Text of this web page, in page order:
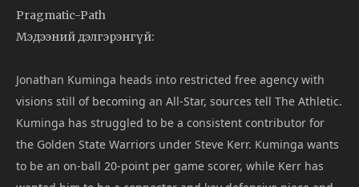
Pragmatic-Path
Мэдээний дэлгэрэнгүй:
Jonathan Kuminga heads into restricted free agency with
visions still of becoming an All-Star, sources tell The Athletic.
Kuminga has struggled to be a consistent contributor for
the Golden State Warriors under Steve Kerr. Kuminga wants
to be an on-ball 20-point per game scorer, while Kerr has